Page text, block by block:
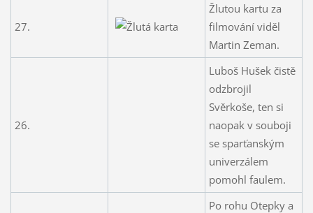
27.
Žlutou kartu za
filmování viděl
Martin Zeman.
26.
Luboš Hušek čistě
odzbrojil
Svěrkoše, ten si
naopak v souboji
se sparťanským
univerzálem
pomohl faulem.
Po rohu Otepky a